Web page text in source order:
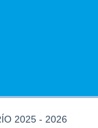
2025 - 2026